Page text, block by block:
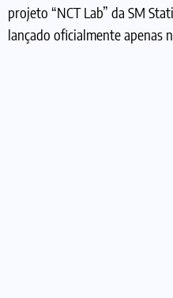
projeto “NCT Lab” da SM
lançado oficialmente apenas